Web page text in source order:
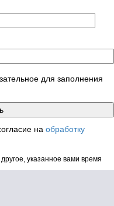
для заполнения
на обработку
указанное вами время